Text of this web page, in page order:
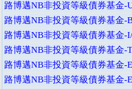
路博邁NB非投資等級債券基金-
路博邁NB非投資等級債券基金-
路博邁NB非投資等級債券基金-
路博邁NB非投資等級債券基金-
路博邁NB非投資等級債券基金-
路博邁NB非投資等級債券基金-